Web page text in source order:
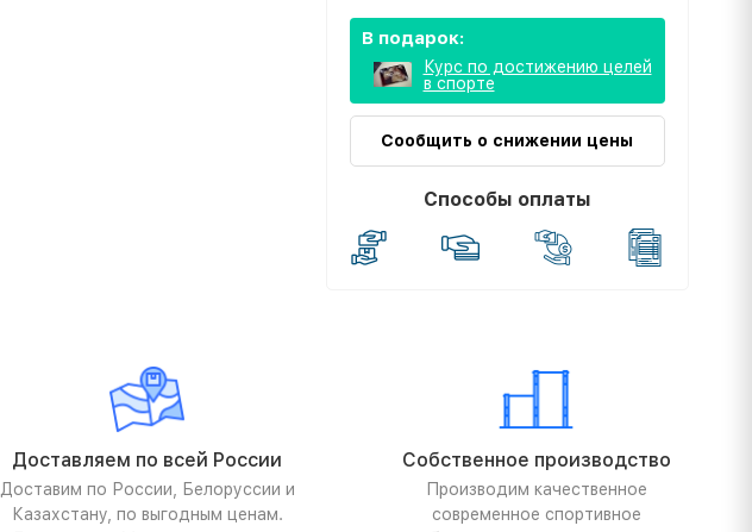
В подарок:
Курс по достижению целей
в спорте
Сообщить о снижении цены
Способы оплаты
Доставляем по всей России
Доставим по России, Белоруссии и
Казахстану, по выгодным ценам.
Собственное производство
Производим качественное
современное спортивное